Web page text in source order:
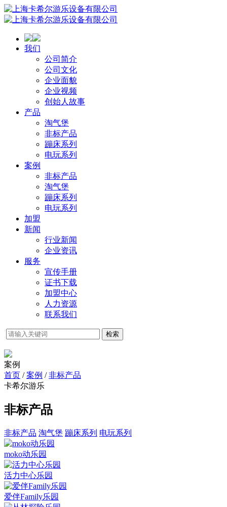
我们
公司简介
公司文化
企业面貌
企业视频
创始人故事
产品
淘气堡
非标产品
蹦床系列
电玩系列
案例
非标产品
淘气堡
蹦床系列
电玩系列
加盟
新闻
行业新闻
企业资讯
服务
宣传手册
证书下载
加盟中心
人力资源
联系我们
检索
案例
首页 /案例 /非标产品
卡希尔游乐
非标产品
非标产品 淘气堡 蹦床系列 电玩系列
moko动乐园
活力中心乐园
爱伴Family乐园